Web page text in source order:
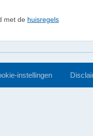
met de huisregels
instellingen